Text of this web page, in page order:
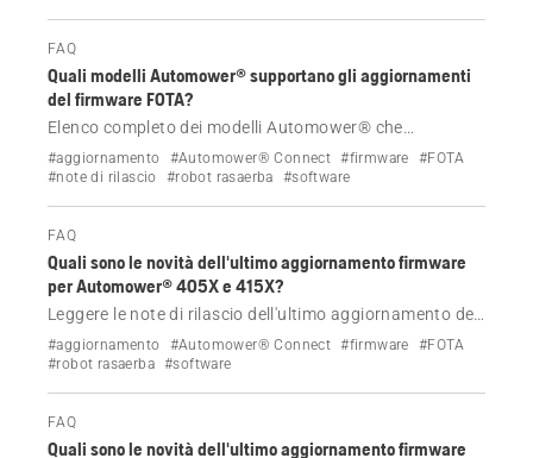
FAQ
Quali modelli Automower® supportano gli aggiornamenti
del firmware FOTA?
Elenco completo dei modelli Automower® che
supportano l'aggiornamento del firmware utilizzando la
tecnologia FOTA (Firmware Over The Air).
#aggiornamento #Automower® Connect #firmware
#FOTA
#note di rilascio
#robot rasaerba #software
FAQ
Quali sono le novità dell'ultimo aggiornamento firmware
per Automower® 405X e 415X?
Leggere le note di rilascio dell'ultimo aggiornamento del
firmware per Automower® 405X e 415X.
#aggiornamento #Automower® Connect #firmware
#FOTA
#robot rasaerba #software
FAQ
Quali sono le novità dell'ultimo aggiornamento firmware